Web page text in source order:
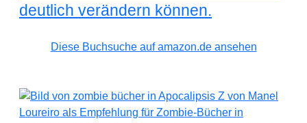
deutlich verändern können.
Diese Buchsuche auf amazon.de ansehen